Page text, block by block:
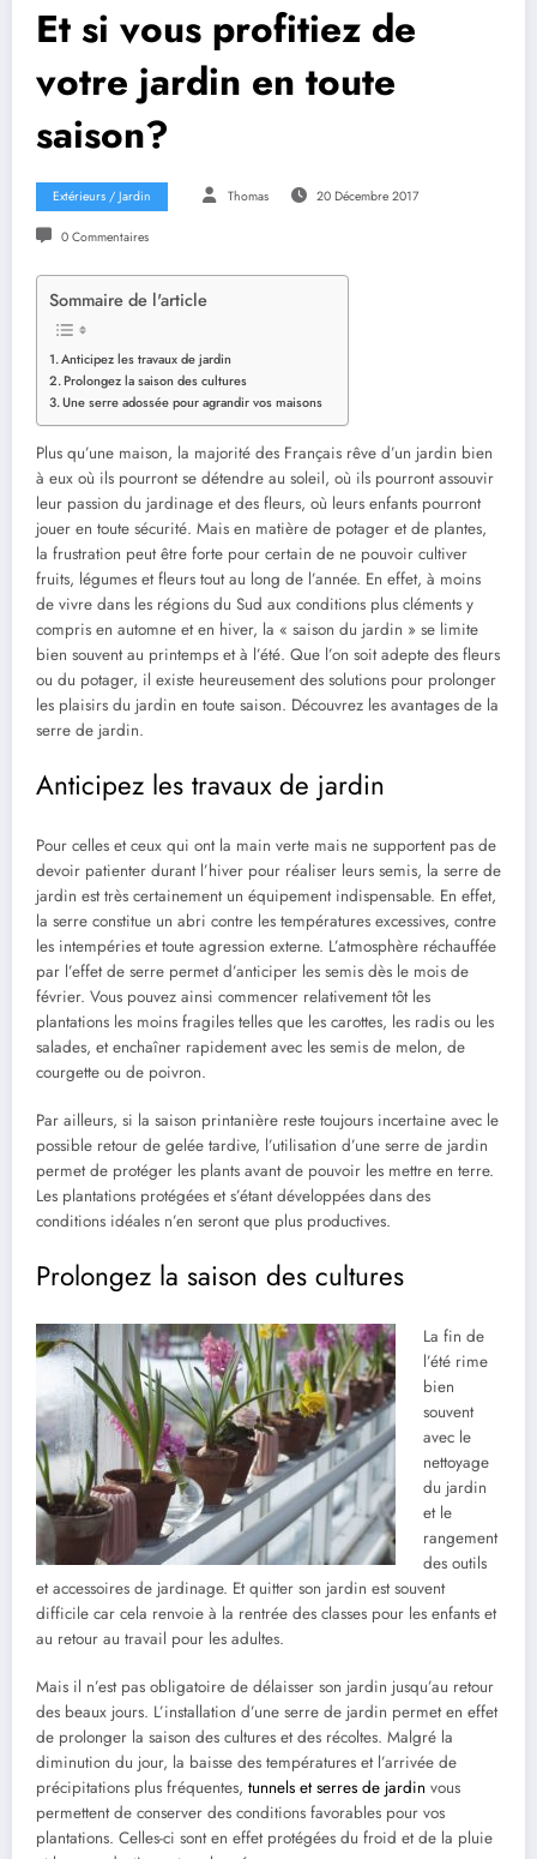
Et si vous profitiez de
votre jardin en toute
saison?
Extérieurs / Jardin Thomas 20 Décembre 2017
0 Commentaires
Sommaire de l'article
Anticipez les travaux de jardin
Prolongez la saison des cultures
Une serre adossée pour agrandir vos maisons
Plus qu’une maison, la majorité des Français rêve d’un jardin bien
à eux où ils pourront se détendre au soleil, où ils pourront assouvir
leur passion du jardinage et des fleurs, où leurs enfants pourront
jouer en toute sécurité. Mais en matière de potager et de plantes,
la frustration peut être forte pour certain de ne pouvoir cultiver
fruits, légumes et fleurs tout au long de l’année. En effet, à moins
de vivre dans les régions du Sud aux conditions plus cléments y
compris en automne et en hiver, la « saison du jardin » se limite
bien souvent au printemps et à l’été. Que l’on soit adepte des fleurs
ou du potager, il existe heureusement des solutions pour prolonger
les plaisirs du jardin en toute saison. Découvrez les avantages de la
serre de jardin.
Anticipez les travaux de jardin
Pour celles et ceux qui ont la main verte mais ne supportent pas de
devoir patienter durant l’hiver pour réaliser leurs semis, la serre de
jardin est très certainement un équipement indispensable. En effet,
la serre constitue un abri contre les températures excessives, contre
les intempéries et toute agression externe. L’atmosphère réchauffée
par l’effet de serre permet d’anticiper les semis dès le mois de
février. Vous pouvez ainsi commencer relativement tôt les
plantations les moins fragiles telles que les carottes, les radis ou les
salades, et enchaîner rapidement avec les semis de melon, de
courgette ou de poivron.
Par ailleurs, si la saison printanière reste toujours incertaine avec le
possible retour de gelée tardive, l’utilisation d’une serre de jardin
permet de protéger les plants avant de pouvoir les mettre en terre.
Les plantations protégées et s’étant développées dans des
conditions idéales n’en seront que plus productives.
Prolongez la saison des cultures
La fin de
l’été rime
bien
souvent
avec le
nettoyage
du jardin
et le
rangement
des outils
et accessoires de jardinage. Et quitter son jardin est souvent
difficile car cela renvoie à la rentrée des classes pour les enfants et
au retour au travail pour les adultes.
Mais il n’est pas obligatoire de délaisser son jardin jusqu’au retour
des beaux jours. L’installation d’une serre de jardin permet en effet
de prolonger la saison des cultures et des récoltes. Malgré la
diminution du jour, la baisse des températures et l’arrivée de
précipitations plus fréquentes, tunnels et serres de jardin vous
permettent de conserver des conditions favorables pour vos
plantations. Celles-ci sont en effet protégées du froid et de la pluie